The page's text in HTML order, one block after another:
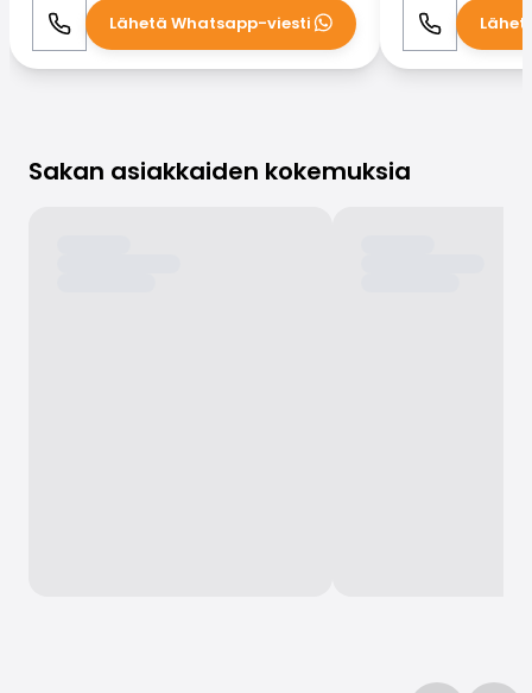
Soita WhatsApp
Lähetä Whatsapp-viesti Soita
Sakan asiakkaiden kokemuksia